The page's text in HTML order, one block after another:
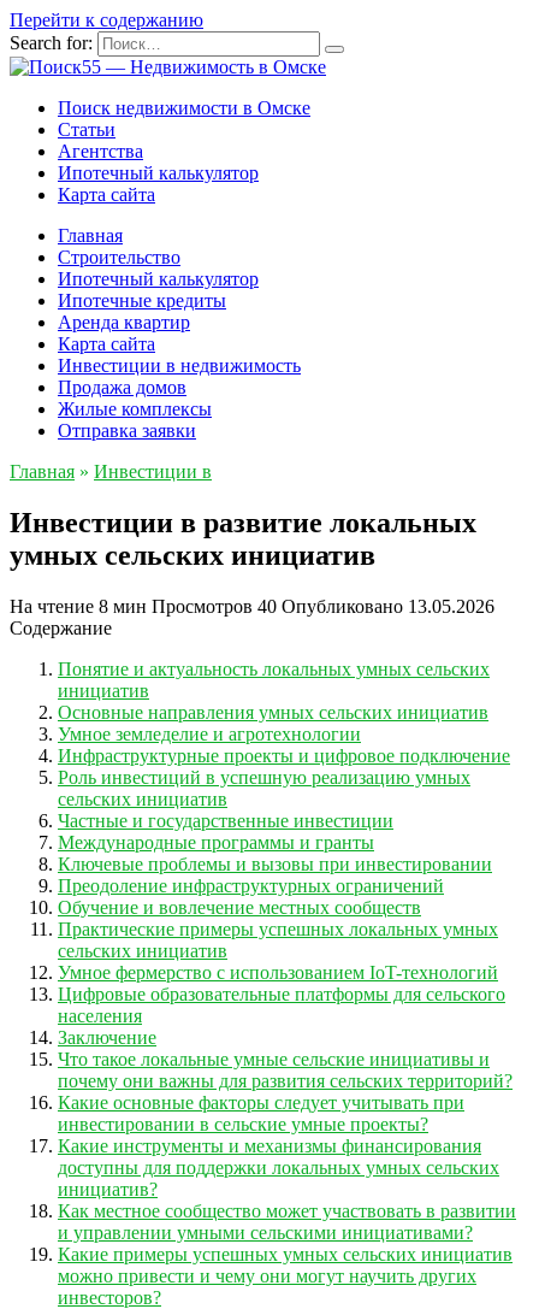
Перейти к содержанию
Search for:
Поиск недвижимости в Омске
Статьи
Агентства
Ипотечный калькулятор
Карта сайта
Главная
Строительство
Ипотечный калькулятор
Ипотечные кредиты
Аренда квартир
Карта сайта
Инвестиции в недвижимость
Продажа домов
Жилые комплексы
Отправка заявки
Главная » Инвестиции в
Инвестиции в развитие локальных
умных сельских инициатив
На чтение 8 мин Просмотров 40 Опубликовано 13.05.2026
Содержание
Понятие и актуальность локальных умных сельских
инициатив
Основные направления умных сельских инициатив
Умное земледелие и агротехнологии
Инфраструктурные проекты и цифровое подключение
Роль инвестиций в успешную реализацию умных
сельских инициатив
Частные и государственные инвестиции
Международные программы и гранты
Ключевые проблемы и вызовы при инвестировании
Преодоление инфраструктурных ограничений
Обучение и вовлечение местных сообществ
Практические примеры успешных локальных умных
сельских инициатив
Умное фермерство с использованием IoT-технологий
Цифровые образовательные платформы для сельского
населения
Заключение
Что такое локальные умные сельские инициативы и
почему они важны для развития сельских территорий?
Какие основные факторы следует учитывать при
инвестировании в сельские умные проекты?
Какие инструменты и механизмы финансирования
доступны для поддержки локальных умных сельских
инициатив?
Как местное сообщество может участвовать в развитии
и управлении умными сельскими инициативами?
Какие примеры успешных умных сельских инициатив
можно привести и чему они могут научить других
инвесторов?